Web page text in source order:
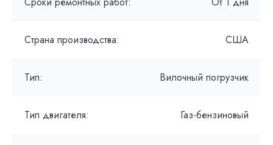
Страна производства: США
Тип: Вилочный погрузчик
Тип двигателя: Газ-бензиновый